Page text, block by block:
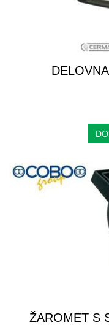
ŽAROMET S